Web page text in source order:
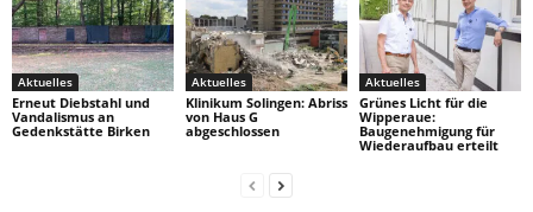
Aktuelles
Erneut Diebstahl und
Vandalismus an
Gedenkstätte Birken
Aktuelles
Klinikum Solingen: Abriss
von Haus G
abgeschlossen
Aktuelles
Grünes Licht für die
Wipperaue:
Baugenehmigung für
Wiederaufbau erteilt